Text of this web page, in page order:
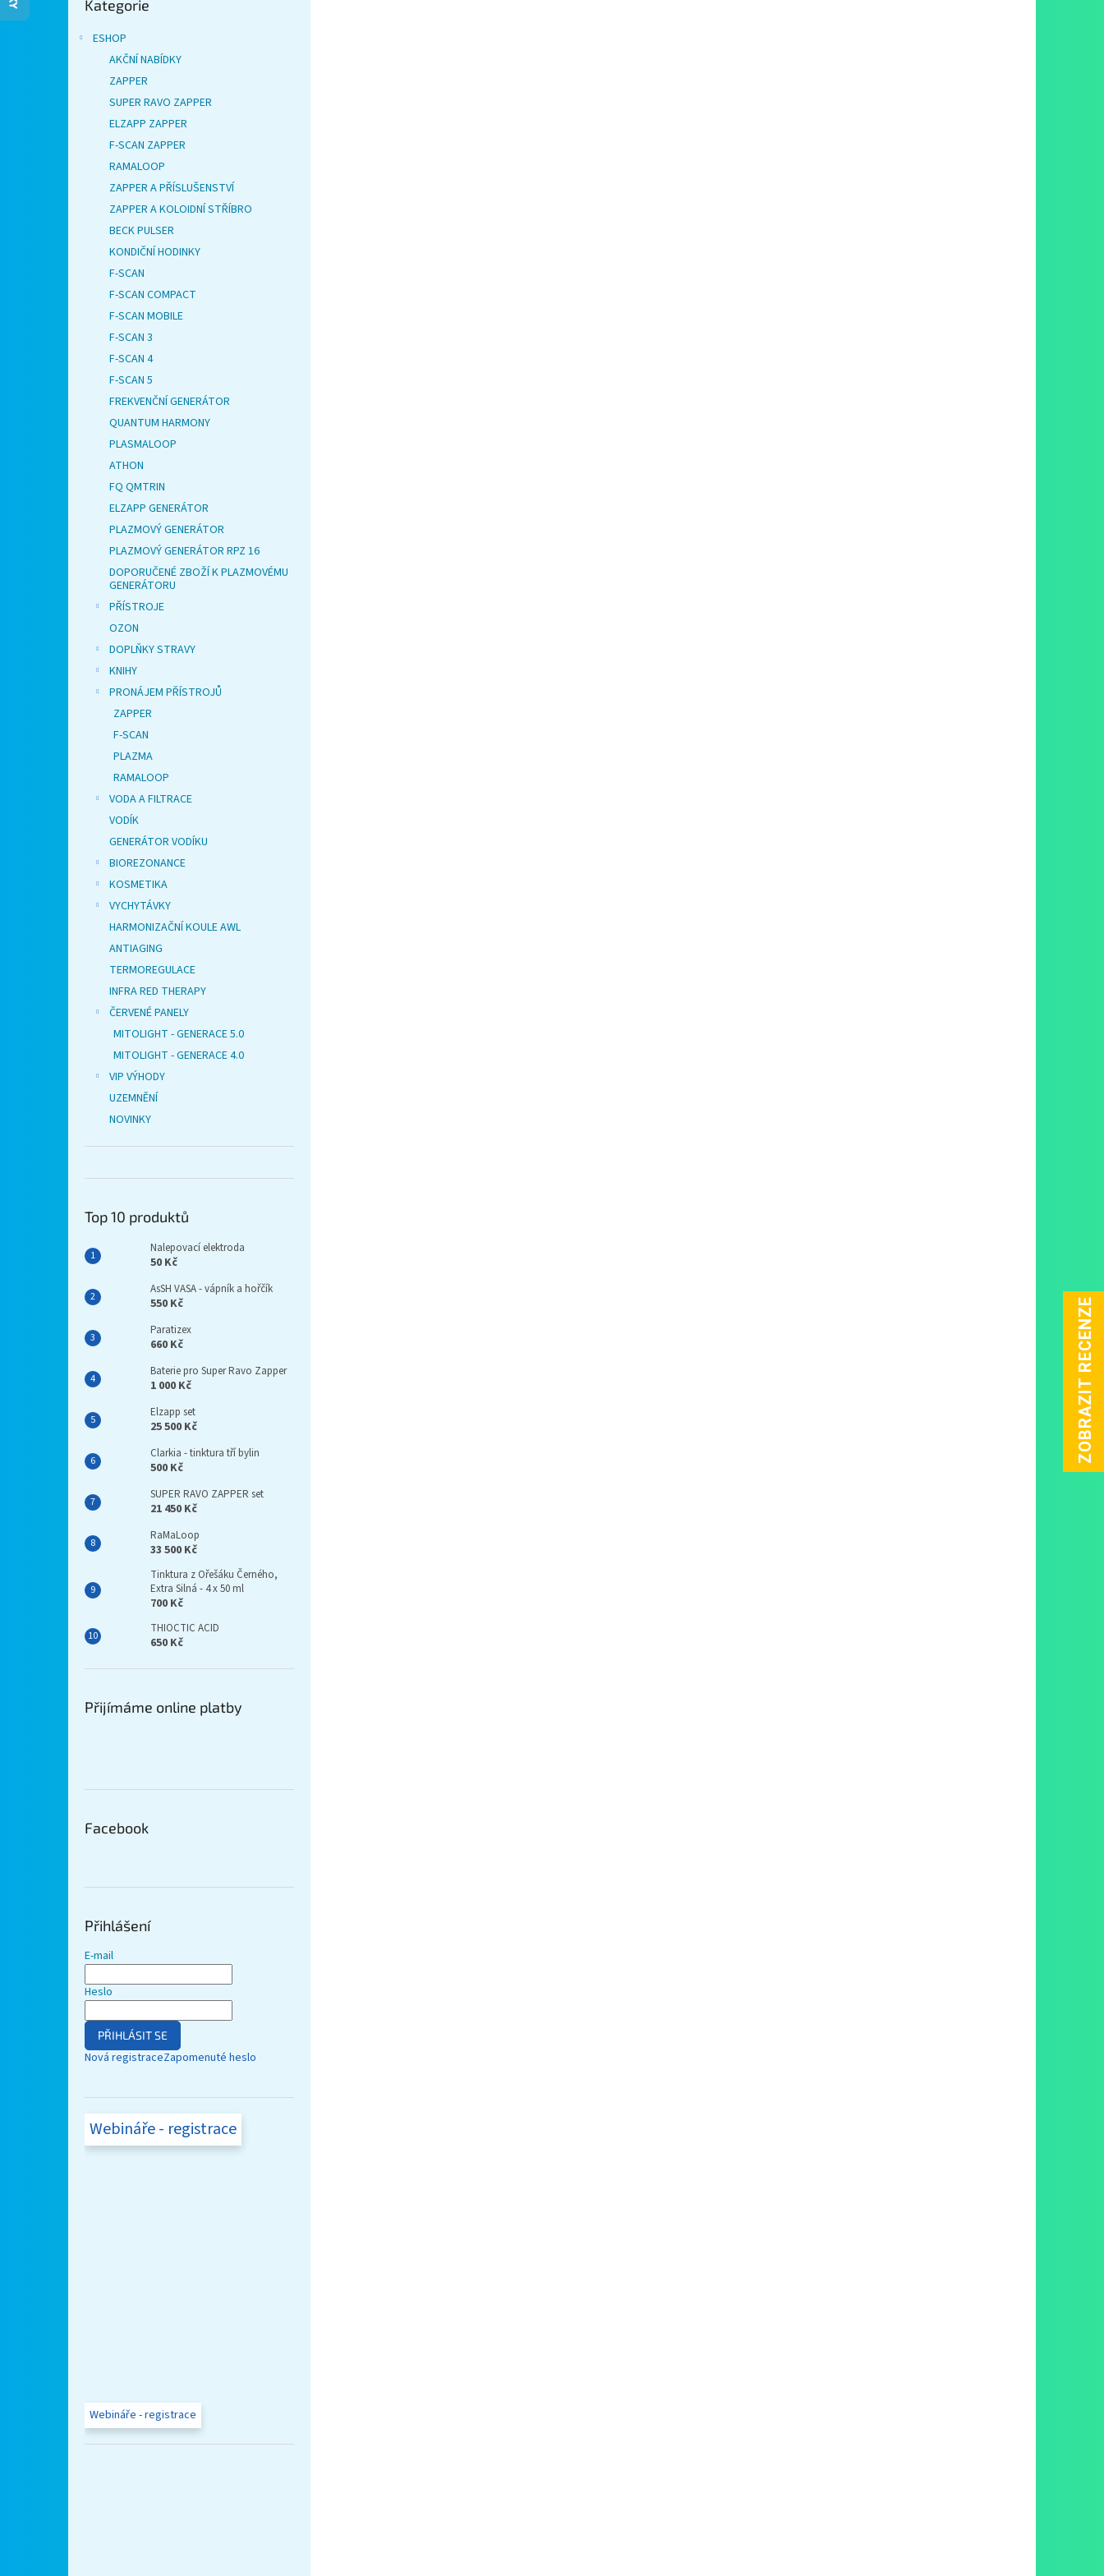
kategorie
Kategorie
ESHOP
AKČNÍ NABÍDKY
ZAPPER
SUPER RAVO ZAPPER
ELZAPP ZAPPER
F-SCAN ZAPPER
RAMALOOP
ZAPPER A PŘÍSLUŠENSTVÍ
ZAPPER A KOLOIDNÍ STŘÍBRO
BECK PULSER
KONDIČNÍ HODINKY
F-SCAN
F-SCAN COMPACT
F-SCAN MOBILE
F-SCAN 3
F-SCAN 4
F-SCAN 5
FREKVENČNÍ GENERÁTOR
QUANTUM HARMONY
PLASMALOOP
ATHON
FQ QMTRIN
ELZAPP GENERÁTOR
PLAZMOVÝ GENERÁTOR
PLAZMOVÝ GENERÁTOR RPZ 16
DOPORUČENÉ ZBOŽÍ K PLAZMOVÉMU
GENERÁTORU
PŘÍSTROJE
OZON
DOPLŇKY STRAVY
KNIHY
PRONÁJEM PŘÍSTROJŮ
ZAPPER
F-SCAN
PLAZMA
RAMALOOP
VODA A FILTRACE
VODÍK
GENERÁTOR VODÍKU
BIOREZONANCE
KOSMETIKA
VYCHYTÁVKY
HARMONIZAČNÍ KOULE AWL
ANTIAGING
TERMOREGULACE
INFRA RED THERAPY
ČERVENÉ PANELY
MITOLIGHT - GENERACE 5.0
MITOLIGHT - GENERACE 4.0
VIP VÝHODY
UZEMNĚNÍ
NOVINKY
Top 10 produktů
Nalepovací elektroda
50 Kč
AsSH VASA - vápník a hořčík
550 Kč
Paratizex
660 Kč
Baterie pro Super Ravo Zapper
1 000 Kč
Elzapp set
25 500 Kč
Clarkia - tinktura tří bylin
500 Kč
SUPER RAVO ZAPPER set
21 450 Kč
RaMaLoop
33 500 Kč
Tinktura z Ořešáku Černého,
Extra Silná - 4 x 50 ml
700 Kč
THIOCTIC ACID
650 Kč
Přijímáme online platby
Facebook
Přihlášení
E-mail
Heslo
PŘIHLÁSIT SE
Nová registraceZapomenuté heslo
Webináře - registrace
Webináře - registrace